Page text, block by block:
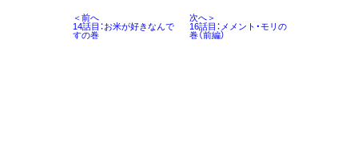
＜前へ
14話目：お米が好きなんで
すの巻
次へ＞
16話目：メメント・モリの
巻（前編）